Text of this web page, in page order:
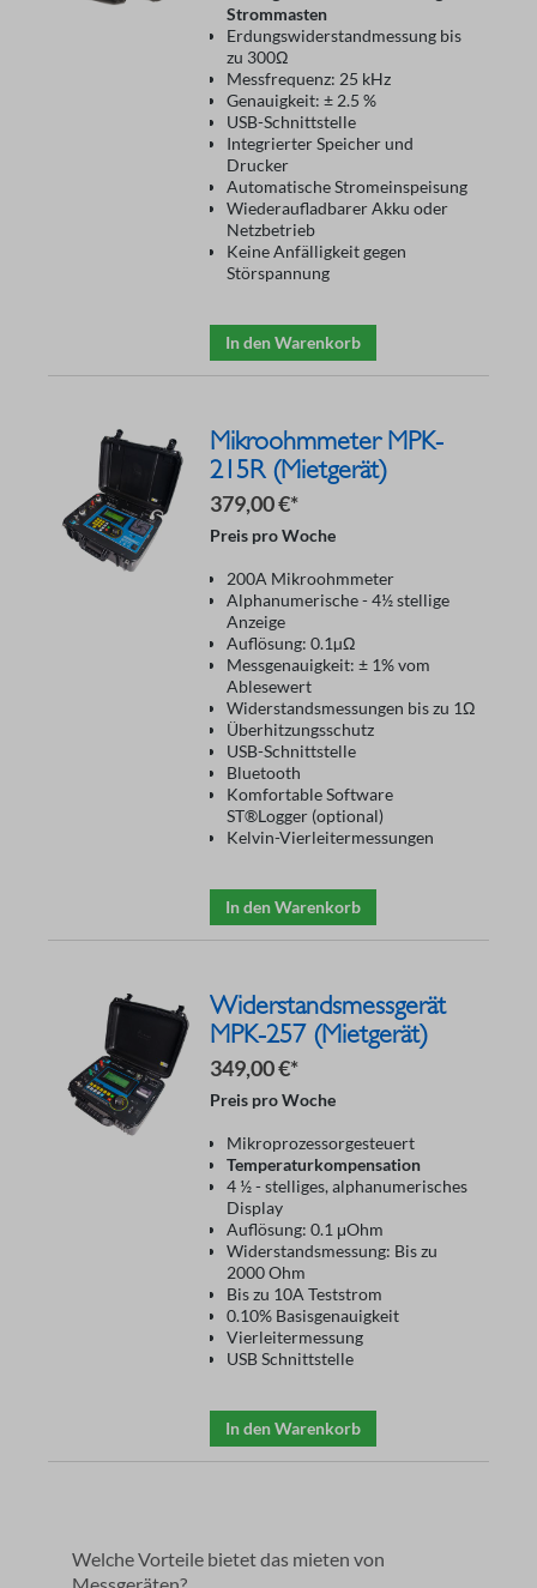
Strommasten
Erdungswiderstandmessung bis
zu 300Ω
Messfrequenz: 25 kHz
Genauigkeit: ± 2.5 %
USB-Schnittstelle
Integrierter Speicher und
Drucker
Automatische Stromeinspeisung
Wiederaufladbarer Akku oder
Netzbetrieb
Keine Anfälligkeit gegen
Störspannung
In den Warenkorb
Mikroohmmeter MPK-
215R (Mietgerät)
379,00 €*
Preis pro Woche
200A Mikroohmmeter
Alphanumerische - 4½ stellige
Anzeige
Auflösung: 0.1µΩ
Messgenauigkeit: ± 1% vom
Ablesewert
Widerstandsmessungen bis zu 1Ω
Überhitzungsschutz
USB-Schnittstelle
Bluetooth
Komfortable Software
ST®Logger (optional)
Kelvin-Vierleitermessungen
In den Warenkorb
Widerstandsmessgerät
MPK-257 (Mietgerät)
349,00 €*
Preis pro Woche
Mikroprozessorgesteuert
Temperaturkompensation
4 ½ - stelliges, alphanumerisches
Display
Auflösung: 0.1 μOhm
Widerstandsmessung: Bis zu
2000 Ohm
Bis zu 10A Teststrom
0.10% Basisgenauigkeit
Vierleitermessung
USB Schnittstelle
In den Warenkorb
Welche Vorteile bietet das mieten von